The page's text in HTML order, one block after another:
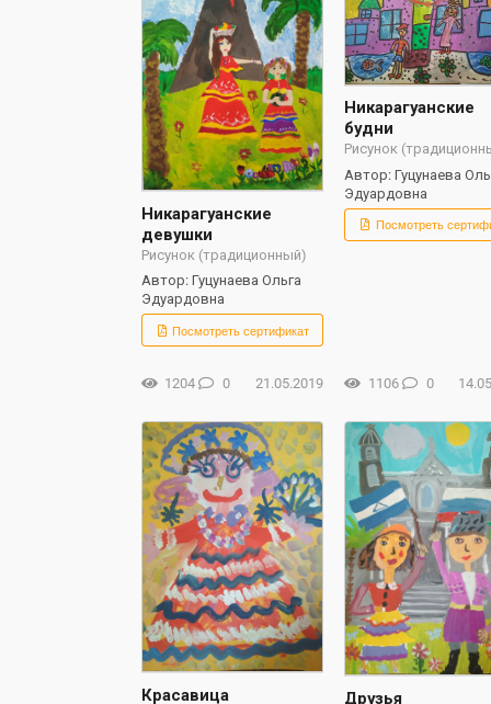
Никарагуанские
девушки
Рисунок (традиционный)
Автор: Гуцунаева Ольга
Эдуардовна
Посмотреть сертификат
21.05.2019
1204 0
Никарагуанские
будни
Рисунок
Автор: Гуцунаева
Эдуардовна
Посмотреть
1106 0
Красавица Друзья